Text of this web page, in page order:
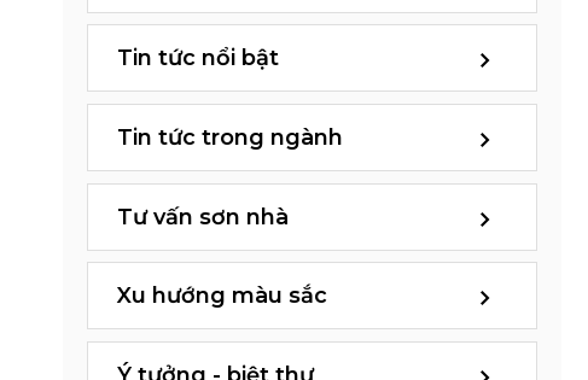
Tin tức nổi bật
Tin tức trong ngành
Tư vấn sơn nhà
Xu hướng màu sắc